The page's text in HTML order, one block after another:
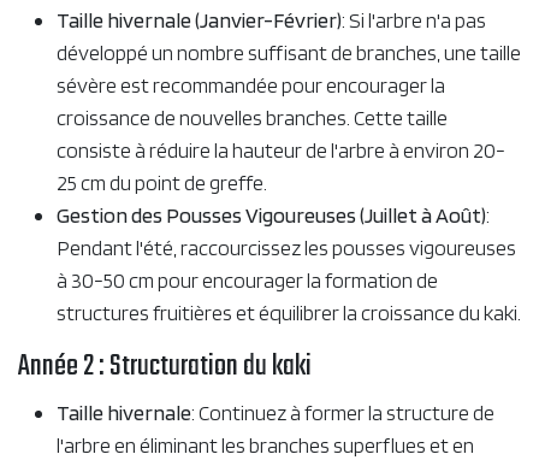
Taille hivernale (Janvier-Février): Si l'arbre n'a pas
développé un nombre suffisant de branches, une taille
sévère est recommandée pour encourager la
croissance de nouvelles branches. Cette taille
consiste à réduire la hauteur de l'arbre à environ 20-
25 cm du point de greffe.
Gestion des Pousses Vigoureuses (Juillet à Août):
Pendant l'été, raccourcissez les pousses vigoureuses
à 30-50 cm pour encourager la formation de
structures fruitières et équilibrer la croissance du kaki.
Année 2 : Structuration du kaki
Taille hivernale: Continuez à former la structure de
l'arbre en éliminant les branches superflues et en